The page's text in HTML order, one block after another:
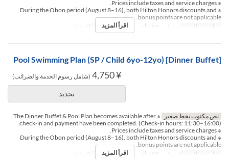
※ Prices include taxes and service charges.
※ During the Obon period (August 8–16), both Hilton Honors discounts and
bonus points are not applicable.
تواريخ صالحة
أغسطس 08 ~ أغسطس 16 وجبات العشاء اقرأ المزيد
[Dinner Buffet] Pool Swimming Plan (SP / Child 6yo-12yo)
¥ 4,750 (شامل رسوم الخدمة والضرائب)
تحديد
نص مكتوب بخط صغير
※ The Dinner Buffet & Pool Plan becomes available after
check-in and payment have been completed. (Check-in hours: 11:30–16:00)
※ Prices include taxes and service charges.
※ During the Obon period (August 8–16), both Hilton Honors discounts and
bonus points are not applicable.
تواريخ صالحة
أغسطس 08 ~ أغسطس 16 وجبات العشاء اقرأ المزيد